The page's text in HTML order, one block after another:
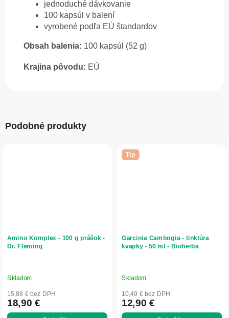
jednoduché dávkovanie
100 kapsúl v balení
vyrobené podľa EÚ štandardov
Obsah balenia: 100 kapsúl (52 g)
Krajina pôvodu: EÚ
Podobné produkty
Amino Komplex - 100 g prášok -
Dr. Fleming
Skladom
15,88 € bez DPH
18,90 €
Tip
Garcinia Cambogia - tinktúra
kvapky - 50 ml - Bioherba
Skladom
10,49 € bez DPH
12,90 €